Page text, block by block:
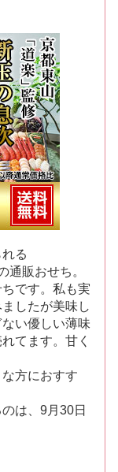
る
通販おせち。
です。私も実
したが美味し
い優しい薄味
てます。甘く
方におすす
は、9月30日